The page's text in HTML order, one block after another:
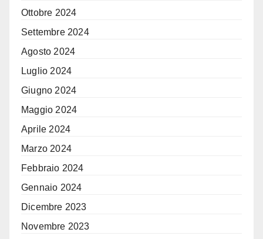
Ottobre 2024
Settembre 2024
Agosto 2024
Luglio 2024
Giugno 2024
Maggio 2024
Aprile 2024
Marzo 2024
Febbraio 2024
Gennaio 2024
Dicembre 2023
Novembre 2023